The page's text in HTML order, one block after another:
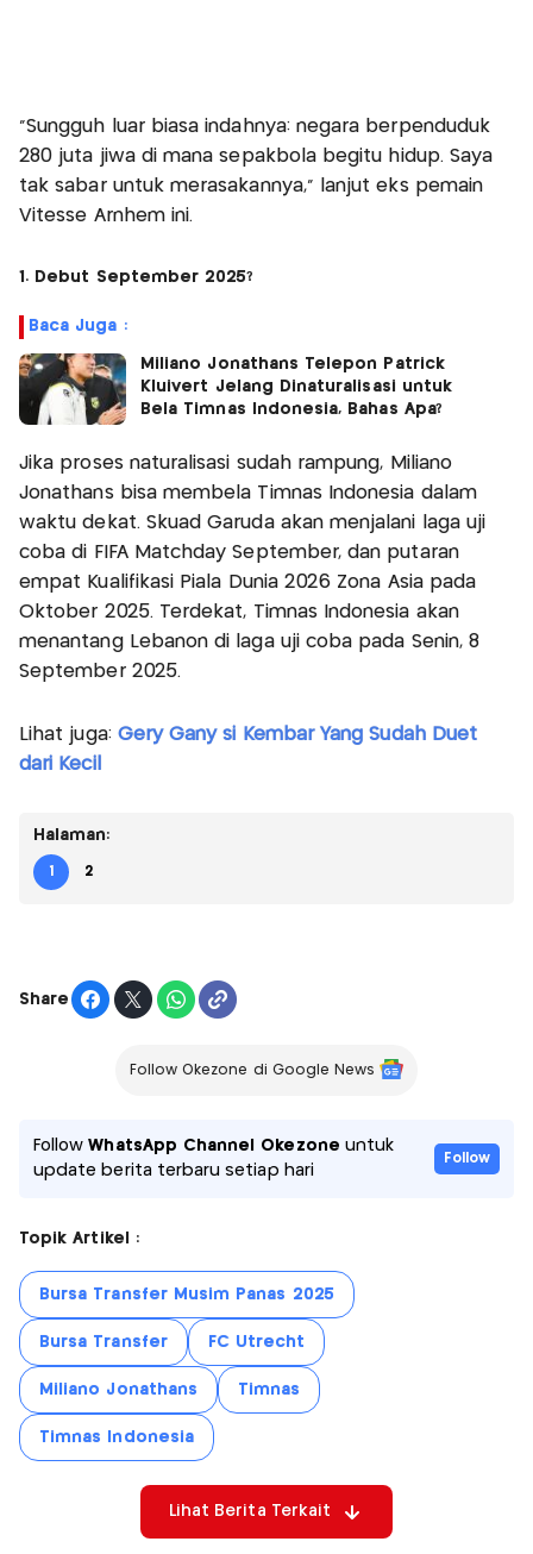
"Sungguh luar biasa indahnya: negara berpenduduk
280 juta jiwa di mana sepakbola begitu hidup. Saya
tak sabar untuk merasakannya," lanjut eks pemain
Vitesse Arnhem ini.
1. Debut September 2025?
Baca Juga :
Miliano Jonathans Telepon Patrick
Kluivert Jelang Dinaturalisasi untuk
Bela Timnas Indonesia, Bahas Apa?
Jika proses naturalisasi sudah rampung, Miliano
Jonathans bisa membela Timnas Indonesia dalam
waktu dekat. Skuad Garuda akan menjalani laga uji
coba di FIFA Matchday September, dan putaran
empat Kualifikasi Piala Dunia 2026 Zona Asia pada
Oktober 2025. Terdekat, Timnas Indonesia akan
menantang Lebanon di laga uji coba pada Senin, 8
September 2025.
Lihat juga: Gery Gany si Kembar Yang Sudah Duet
dari Kecil
Halaman:
1 2
Share
Follow Okezone di Google News
FollowWhatsApp Channel Okezone untuk
update berita terbaru setiap hari
Follow
Topik Artikel :
Bursa Transfer Musim Panas 2025
Bursa Transfer FC Utrecht
Miliano Jonathans Timnas
Timnas Indonesia
Lihat Berita Terkait